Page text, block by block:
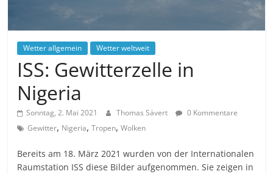
Wetter allgemein Wetter weltweit
ISS: Gewitterzelle in
Nigeria
Sonntag, 2. Mai 2021 Thomas Sävert
0 Kommentare
Gewitter, Nigeria,Tropen,Wolken
Bereits am 18. März 2021 wurden von der Internationalen
Raumstation ISS diese Bilder aufgenommen. Sie zeigen in